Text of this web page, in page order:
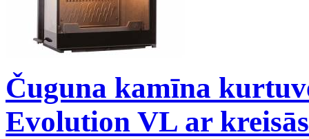
Čuguna kamīna
Evolution VL ar